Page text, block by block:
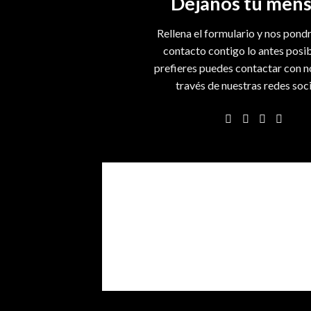
Rellena el formulario y nos
contacto contigo lo antes
prefieres puedes contactar con
través de nuestras redes